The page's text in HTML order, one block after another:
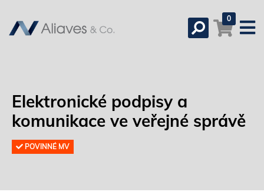
0
Elektronické podpisy a
komunikace ve veřejné správě
POVINNÉ MV